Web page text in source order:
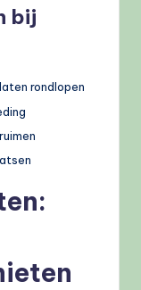
bij
rondlopen